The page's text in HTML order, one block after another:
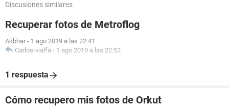
Discusiones similares
Recuperar fotos de Metroflog
Akbhar - 1 ago 2019 a las 22:41
Carlos-vialfa - 1 ago 2019 a las 22:52
1 respuesta
Cómo recupero mis fotos de Orkut